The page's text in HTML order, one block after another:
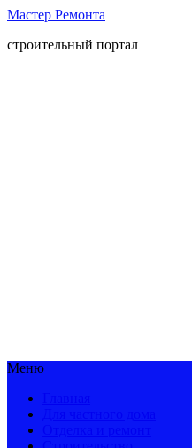
Мастер Ремонта
строительный портал
Меню